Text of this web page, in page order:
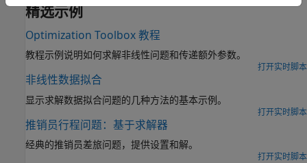
精选示例
Optimization Toolbox 教程
教程示例说明如何求解非线性问题和传递额外参数。
打开实时脚本
非线性数据拟合
显示求解数据拟合问题的几种方法的基本示例。
打开实时脚本
推销员行程问题：基于求解器
经典的推销员差旅问题，提供设置和解。
打开实时脚本